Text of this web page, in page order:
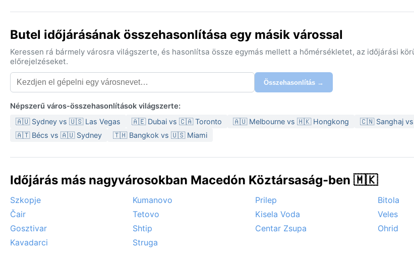
Butel időjárásának összehasonlítása egy másik várossal
Keressen rá bármely városra világszerte, és hasonlítsa össze egymás mellett a hőmérsékletet, az időjárási
előrejelzéseket.
Összehasonlítás →
Népszerű város-összehasonlítások világszerte:
🇦🇺 Sydney vs 🇺🇸 Las Vegas 🇦🇪 Dubai vs 🇨🇦 Toronto 🇦🇺 Melbourne vs 🇭🇰 Hongkong
🇨🇳 Sanghaj
🇦🇹 Bécs vs 🇦🇺 Sydney
🇹🇭 Bangkok vs 🇺🇸 Miami
Időjárás más nagyvárosokban Macedón Köztársaság-ben 🇲🇰
Szkopje Kumanovo Prilep
Bitola
Čair
Tetovo Kisela Voda
Veles
Gosztivar
Shtip Centar Zsupa
Ohrid
Kavadarci
Struga